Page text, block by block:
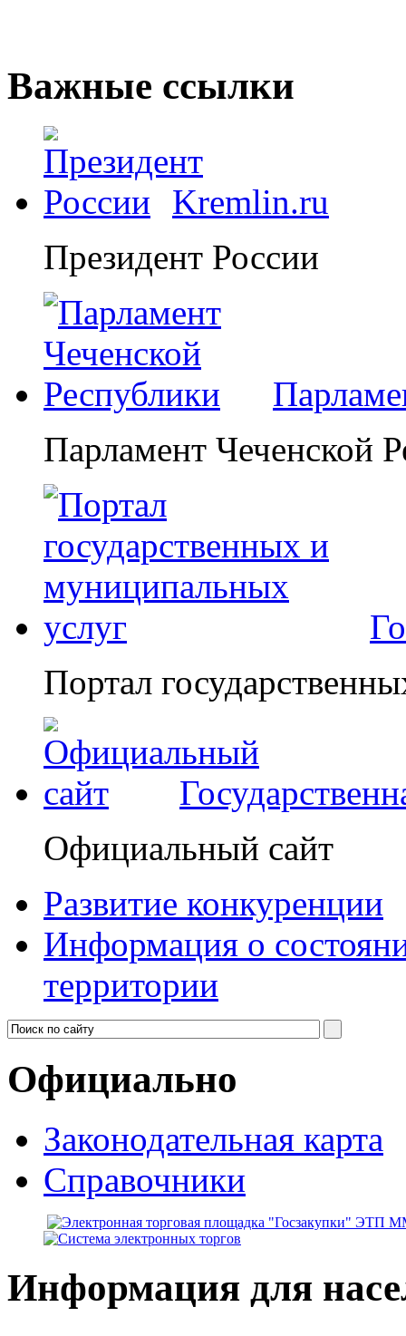
Важные ссылки
Kremlin.ru
Президент России
Парламент Чеченской
Портал
Официальный сайт
Развитие конкуренции
Информация о
территории
Официально
Законодательная карта
Справочники
Информация для